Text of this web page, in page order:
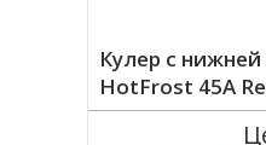
Кулер с нижней
HotFrost 45A